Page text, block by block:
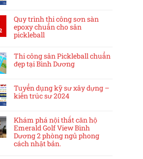
Quy trình thi công sơn sàn
epoxy chuẩn cho sân
pickleball
Thi công sân Pickleball chuẩn
đẹp tại Bình Dương
Tuyển dụng kỹ sư xây dựng –
kiến trúc sư 2024
Khám phá nội thất căn hộ
Emerald Golf View Bình
Dương 2 phòng ngủ phong
cách nhật bản.